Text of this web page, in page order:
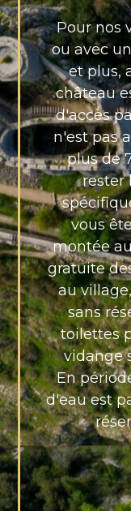
Pour nos
ou avec
et plus,
château
d'accès
n'est pas
plus de
rester
vous
montée
gratuite
au
sans
toilettes
vidange
En
d'eau est